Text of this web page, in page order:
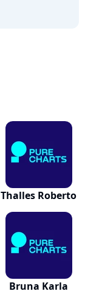
Thalles Roberto
Bruna Karla